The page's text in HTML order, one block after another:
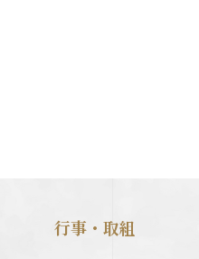
行事・取組